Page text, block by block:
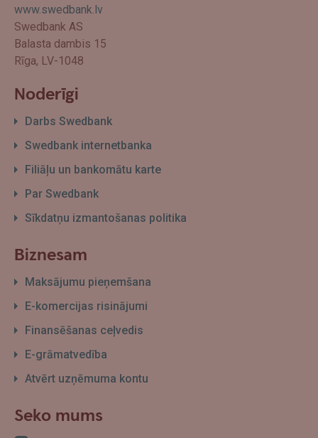
www.swedbank.lv
Swedbank AS
Balasta dambis 15
Rīga, LV-1048
Noderīgi
Darbs Swedbank
Swedbank internetbanka
Filiāļu un bankomātu karte
Par Swedbank
Sīkdatņu izmantošanas politika
Biznesam
Maksājumu pieņemšana
E-komercijas risinājumi
Finansēšanas ceļvedis
E-grāmatvedība
Atvērt uzņēmuma kontu
Seko mums